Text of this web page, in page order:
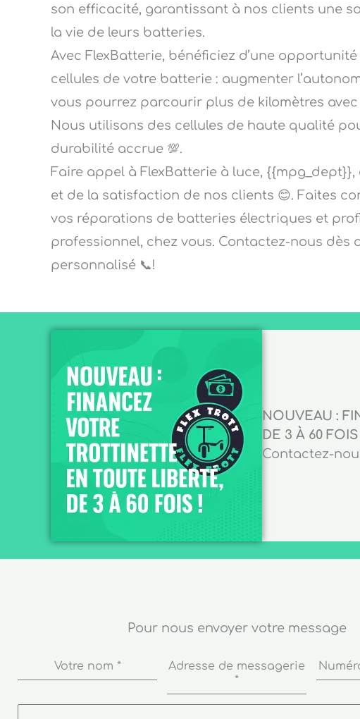
son efficacité, garantissant à nos clients une
la vie de leurs batteries.
Avec FlexBatterie, bénéficiez d’une
cellules de votre batterie : augmenter
vous pourrez parcourir plus de kilomètres
Nous utilisons des cellules de haute qualité
durabilité accrue 💯.
Faire appel à FlexBatterie à luce, {{mpg_dept}},
et de la satisfaction de nos clients 😊. Faites
vos réparations de batteries électriques et
professionnel, chez vous. Contactez-nous dès
personnalisé 📞!
NOUVEAU :
DE 3 À 60 FOIS
Contactez-
Pour nous envoyer votre message
Votre nom *
Adresse de messagerie
*